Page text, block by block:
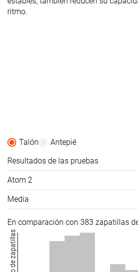
ritmo.
Talón
Antepié
Resultados de las pruebas
Atom 2
Media
En comparación con 383 zapatillas